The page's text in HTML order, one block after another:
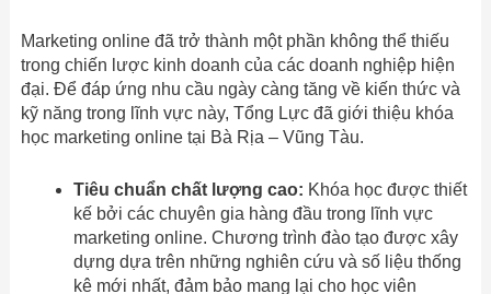
Marketing online đã trở thành một phần không thể thiếu
trong chiến lược kinh doanh của các doanh nghiệp hiện
đại. Để đáp ứng nhu cầu ngày càng tăng về kiến thức và
kỹ năng trong lĩnh vực này, Tổng Lực đã giới thiệu khóa
học marketing online tại Bà Rịa – Vũng Tàu.
Tiêu chuẩn chất lượng cao: Khóa học được thiết
kế bởi các chuyên gia hàng đầu trong lĩnh vực
marketing online. Chương trình đào tạo được xây
dựng dựa trên những nghiên cứu và số liệu thống
kê mới nhất, đảm bảo mang lại cho học viên